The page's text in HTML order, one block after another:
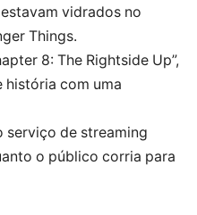
vidrados no
Things.
8: The Rightside Up”,
história com uma
serviço de streaming
o público corria para